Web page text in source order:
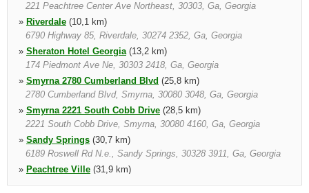
221 Peachtree Center Ave Northeast, 30303, Ga, Georgia
» Riverdale (10,1 km)
6790 Highway 85, Riverdale, 30274 2352, Ga, Georgia
» Sheraton Hotel Georgia(13,2 km)
174 Piedmont Ave Ne, 30303 2418, Ga, Georgia
» Smyrna 2780 Cumberland Blvd (25,8 km)
2780 Cumberland Blvd, Smyrna, 30080 3048, Ga, Georgia
» Smyrna 2221 South Cobb Drive (28,5 km)
2221 South Cobb Drive, Smyrna, 30080 4160, Ga, Georgia
» Sandy Springs (30,7 km)
6189 Roswell Rd N.e., Sandy Springs, 30328 3911, Ga, Georgia
» Peachtree Ville (31,9 km)
2757 Highway 54, Peachtree City, 30269 1031, Ga, Georgia